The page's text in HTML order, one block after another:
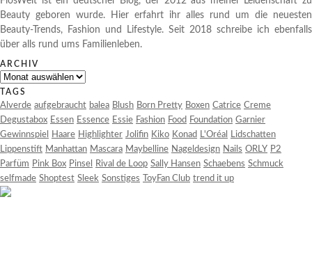
Beauty geboren wurde. Hier erfahrt ihr alles rund um die neuesten
Beauty-Trends, Fashion und Lifestyle. Seit 2018 schreibe ich ebenfalls
über alls rund ums Familienleben.
ARCHIV
Archiv
TAGS
Alverde aufgebraucht balea Blush Born Pretty Boxen Catrice Creme
Degustabox Essen Essence Essie Fashion Food Foundation Garnier
Gewinnspiel
Haare Highlighter Jolifin Kiko Konad L'Oréal
Lidschatten
Lippenstift Manhattan Mascara Maybelline Nageldesign Nails ORLY P2
Parfüm Pink Box Pinsel Rival de Loop Sally Hansen Schaebens Schmuck
selfmade Shoptest Sleek Sonstiges ToyFan Club trend it up